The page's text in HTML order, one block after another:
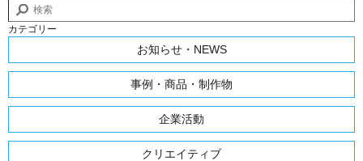
カテゴリー
お知らせ・NEWS
事例・商品・制作物
企業活動
クリエイティブ